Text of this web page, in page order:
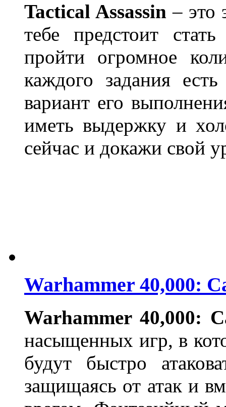
Tactical Assassin – это
тебе предстоит
пройти огромное
каждого задания
вариант его
иметь выдержку и
сейчас и докажи свой
Warhammer 40,000:
Warhammer 40,000:
насыщенных игр, в
будут быстро
защищаясь от атак и